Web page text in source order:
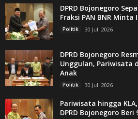
DPRD Bojonegoro
Fraksi PAN BNR
Politik 30 Juli 2026
DPRD Bojonegoro
Unggulan, Pariwisata
Anak
Politik 30 Juli 2026
Pariwisata hingga
DPRD Bojonegoro